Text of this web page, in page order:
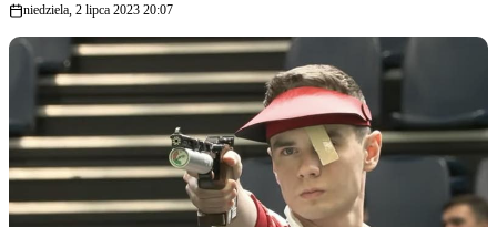
niedziela, 2 lipca 2023 20:07